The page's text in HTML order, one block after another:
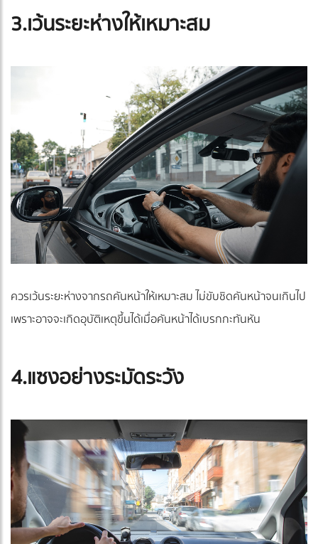
3.เว้นระยะห่างให้เหมาะสม
ควรเว้นระยะห่างจากรถคันหน้าให้เหมาะสม ไม่ขับชิดคันหน้าจนเกินไป
เพราะอาจจะเกิดอุบัติเหตุขึ้นได้เมื่อคันหน้าได้เบรกกะทันหัน
4.แซงอย่างระมัดระวัง